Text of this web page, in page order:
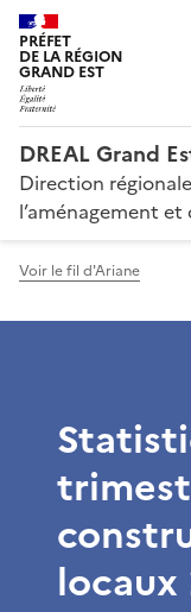
PRÉFET
DE LA RÉGION
GRAND EST
DREAL Grand
Direction
l’aménagement
Voir le fil d'Ariane
locaux